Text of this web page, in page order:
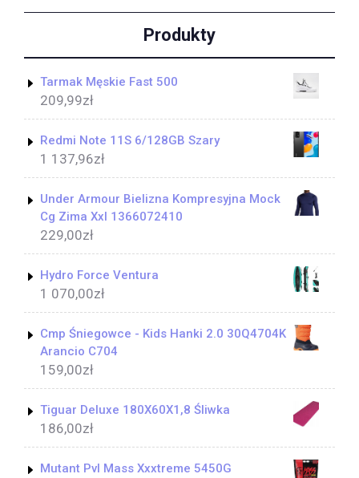
Produkty
Tarmak Męskie Fast 500
209,99zł
Redmi Note 11S 6/128GB Szary
1 137,96zł
Under Armour Bielizna Kompresyjna Mock
Cg Zima Xxl 1366072410
229,00zł
Hydro Force Ventura
1 070,00zł
Cmp Śniegowce - Kids Hanki 2.0 30Q4704K
Arancio C704
159,00zł
Tiguar Deluxe 180X60X1,8 Śliwka
186,00zł
Mutant Pvl Mass Xxxtreme 5450G